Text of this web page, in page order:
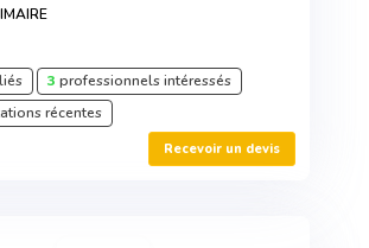
3 professionnels intéressés
récentes
Recevoir un devis